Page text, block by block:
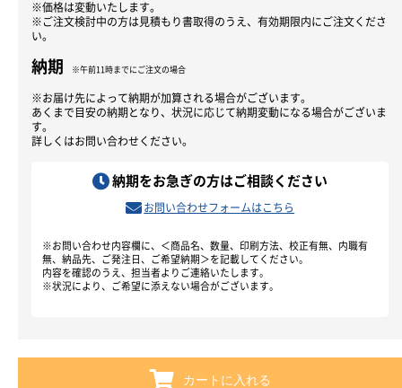
※価格は変動いたします。
※ご注文検討中の方は見積もり書取得のうえ、有効期限内にご注文くださ
い。
納期 ※午前11時までにご注文の場合
※お届け先によって納期が加算される場合がございます。
あくまで目安の納期となり、状況に応じて納期変動になる場合がございま
す。
詳しくはお問い合わせください。
納期をお急ぎの方はご相談ください
お問い合わせフォームはこちら
※お問い合わせ内容欄に、＜商品名、数量、印刷方法、校正有無、内職有
無、納品先、ご発注日、ご希望納期＞を記載してください。
内容を確認のうえ、担当者よりご連絡いたします。
※状況により、ご希望に添えない場合がございます。
カートに入れる